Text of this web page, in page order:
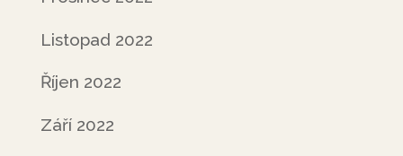
Listopad 2022
Říjen 2022
Září 2022